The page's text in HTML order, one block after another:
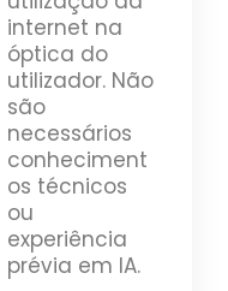
internet na
óptica do
utilizador. Não
são
necessários
conheciment
os técnicos
ou
experiência
prévia em IA.